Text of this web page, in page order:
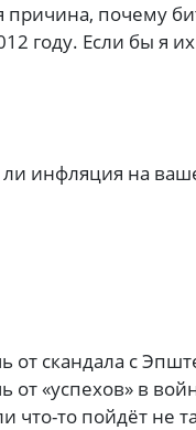
причина, почему
году. Если бы я
ли инфляция на
от скандала с
от «успехов» в
что-то пойдёт не